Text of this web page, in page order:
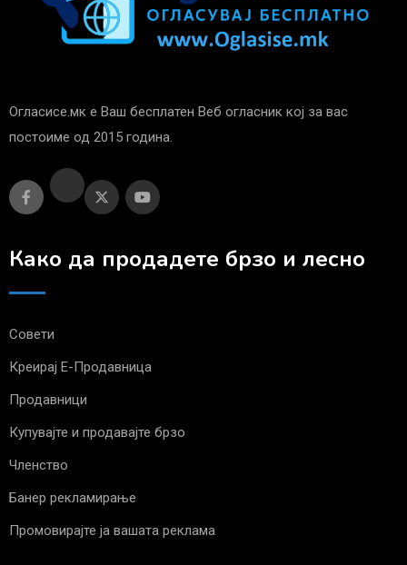
Огласисе.мк е Ваш бесплатен Веб огласник кој за вас
постоиме од 2015 година.
Како да продадете брзо и лесно
Совети
Креирај Е-Продавница
Продавници
Купувајте и продавајте брзо
Членство
Банер рекламирање
Промовирајте ја вашата реклама